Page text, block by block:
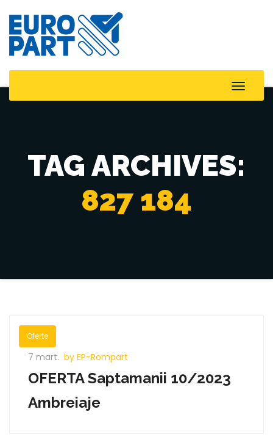
Toggle
TAG ARCHIVES:
827 184
Oferte
7 mart. by EP-Rompart
OFERTA Saptamanii 10/2023
Ambreiaje